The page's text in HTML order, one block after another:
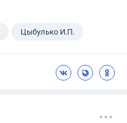
Цыбулько И.П.